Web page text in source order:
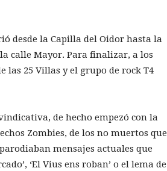
desde la Capilla del Oidor hasta la
calle Mayor. Para finalizar, a los
las 25 Villas y el grupo de rock T4
de hecho empezó con la
Zombies, de los no muertos que
mensajes actuales que
‘El Vius ens roban’ o el lema de